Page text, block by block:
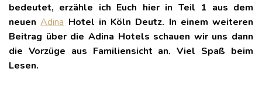
bedeutet, erzähle ich Euch hier in Teil 1 aus dem
neuenAdina Hotel in Köln Deutz. In einem weiteren
Beitrag über die Adina Hotels schauen wir uns dann
die Vorzüge aus Familiensicht an. Viel Spaß beim
Lesen.